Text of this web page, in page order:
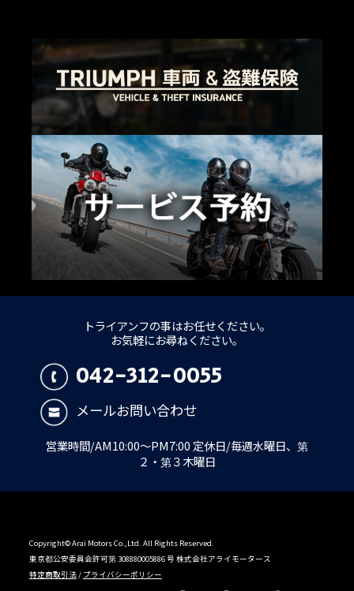
トライアンフの事はお任せください。
お気軽にお尋ねください。
042-312-0055
メールお問い合わせ
営業時間/AM10:00～PM7:00 定休日/毎週水曜日、第
２・第３木曜日
Copyright© Arai Motors Co.,Ltd. All Rights Reserved.
東京都公安委員会許可第 308880005886 号 株式会社アライモータース
特定商取引法/ プライバシーポリシー